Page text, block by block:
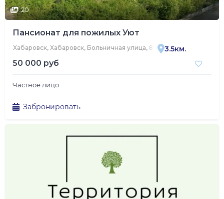
20
Пансионат для пожилых Уют
Хабаровск, Хабаровск, Больничная улица, 8В 3.5км.
50 000 руб
Частное лицо
Забронировать